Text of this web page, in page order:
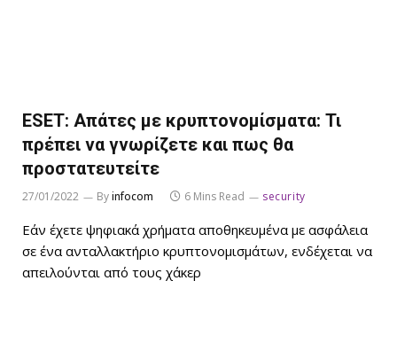
ESET: Απάτες με κρυπτονομίσματα: Τι
πρέπει να γνωρίζετε και πως θα
προστατευτείτε
27/01/2022 Byinfocom 6 Mins Read security
Εάν έχετε ψηφιακά χρήματα αποθηκευμένα με ασφάλεια
σε ένα ανταλλακτήριο κρυπτονομισμάτων, ενδέχεται να
απειλούνται από τους χάκερ